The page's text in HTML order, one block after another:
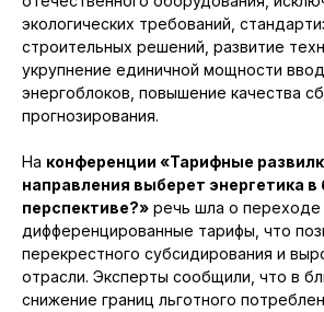
экологических требований,
строительных решений, развитие
укрупнение единичной мощности
энергоблоков, повышение качества
прогнозирования.
На конференции «Тарифные
направления выберет энергетика
перспективе?» речь шла о переходе
дифференцированные тарифы, что
перекрестного субсидирования и
отрасли. Эксперты сообщили, что в
снижение границ льготного